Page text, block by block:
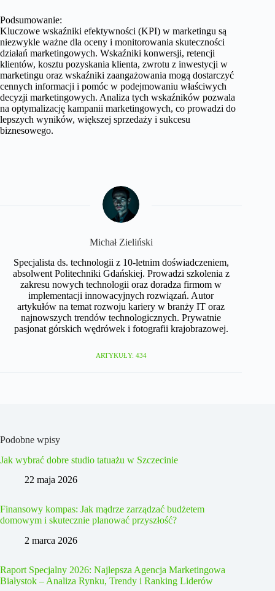
Podsumowanie:
Kluczowe wskaźniki efektywności (KPI) w marketingu są
niezwykle ważne dla oceny i monitorowania skuteczności
działań marketingowych. Wskaźniki konwersji, retencji
klientów, kosztu pozyskania klienta, zwrotu z inwestycji w
marketingu oraz wskaźniki zaangażowania mogą dostarczyć
cennych informacji i pomóc w podejmowaniu właściwych
decyzji marketingowych. Analiza tych wskaźników pozwala
na optymalizację kampanii marketingowych, co prowadzi do
lepszych wyników, większej sprzedaży i sukcesu
biznesowego.
Michał Zieliński
Specjalista ds. technologii z 10-letnim doświadczeniem,
absolwent Politechniki Gdańskiej. Prowadzi szkolenia z
zakresu nowych technologii oraz doradza firmom w
implementacji innowacyjnych rozwiązań. Autor
artykułów na temat rozwoju kariery w branży IT oraz
najnowszych trendów technologicznych. Prywatnie
pasjonat górskich wędrówek i fotografii krajobrazowej.
ARTYKUŁY: 434
Podobne wpisy
Jak wybrać dobre studio tatuażu w Szczecinie
22 maja 2026
Finansowy kompas: Jak mądrze zarządzać budżetem
domowym i skutecznie planować przyszłość?
2 marca 2026
Raport Specjalny 2026: Najlepsza Agencja Marketingowa
Białystok – Analiza Rynku, Trendy i Ranking Liderów